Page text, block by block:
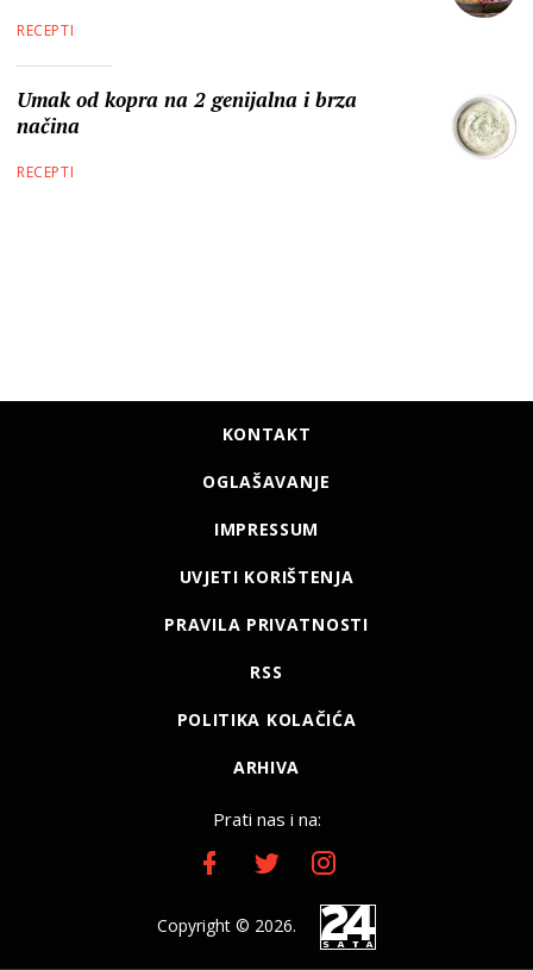
RECEPTI
Umak od kopra na 2 genijalna i brza
načina
RECEPTI
KONTAKT
OGLAŠAVANJE
IMPRESSUM
UVJETI KORIŠTENJA
PRAVILA PRIVATNOSTI
RSS
POLITIKA KOLAČIĆA
ARHIVA
Prati nas i na:
Copyright © 2026.